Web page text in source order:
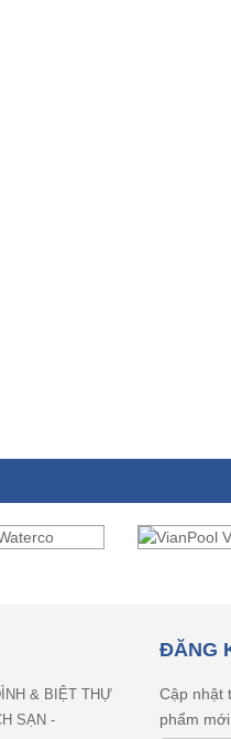
& BIỆT THỰ
SẠN -
ĐĂNG
Cập nhật
phẩm